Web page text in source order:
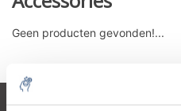
Geen producten gevonden!...